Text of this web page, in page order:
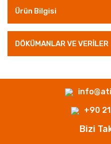
Ürün Bilgisi
DÖKÜMANLAR VE VERİLER
+90
Bizi